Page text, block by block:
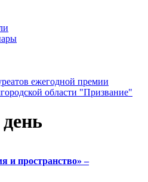
ежегодной премии
области "Призвание"
и пространство» –